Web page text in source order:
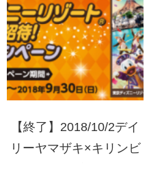
【終了】2018/10/2デイ
リーヤマザキ×キリンビ